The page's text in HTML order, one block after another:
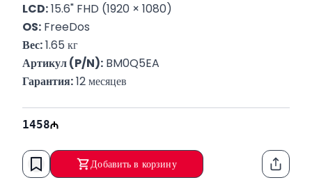
LCD: 15.6" FHD (1920 × 1080)
OS: FreeDos
Вес: 1.65 кг
Артикул (P/N): BM0Q5EA
Гарантия: 12 месяцев
1458
Добавить в корзину